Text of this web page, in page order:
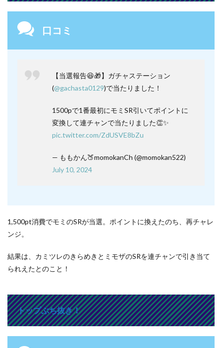
口コミ
【当選報告😆🎁】ガチャステーション
(@gachasta0129)で当たりました！
1500pで1番最初にモミSR引いてポイントに
変換して連チャンで当たりました👏✨
pic.twitter.com/ZdUSVE8bZu
— ももかん🍑momokanCh (@momokan522)
July 10, 2024
1,500pt消費でモミのSRが当選。ポイントに換えたのち、再チャレ
ンジ。
結果は、カミツレのきらめきとミモザのSRを連チャンで引き当て
られえたとのこと！
トップぶち抜き！